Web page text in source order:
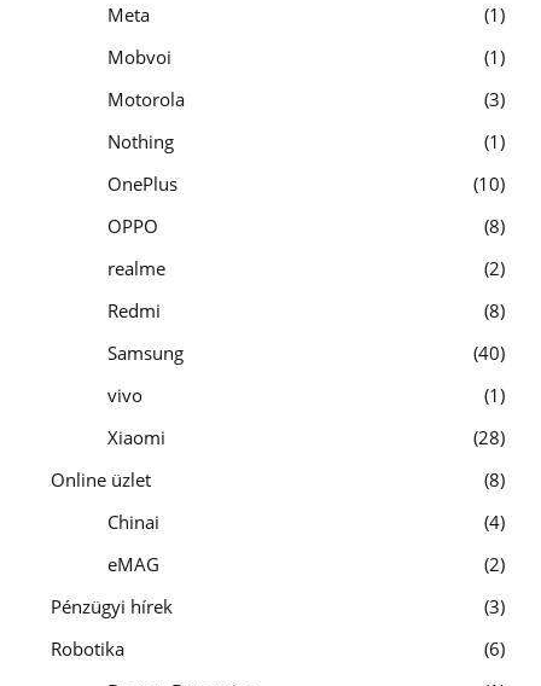
Meta
1
Mobvoi
1
Motorola
3
Nothing
1
OnePlus
10
OPPO
8
realme
2
Redmi
8
Samsung
40
vivo
1
Xiaomi
28
Online üzlet
8
Chinai
4
eMAG
2
Pénzügyi hírek
3
Robotika
6